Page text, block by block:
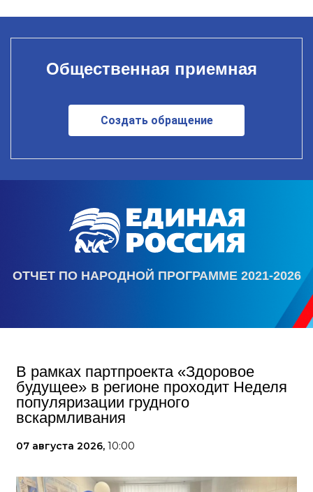
Общественная приемная
Создать обращение
ОТЧЕТ ПО НАРОДНОЙ ПРОГРАММЕ 2021-2026
В рамках партпроекта «Здоровое
будущее» в регионе проходит Неделя
популяризации грудного
вскармливания
07 августа 2026, 10:00